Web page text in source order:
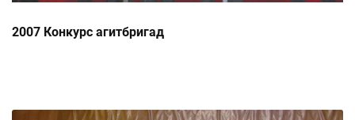
2007 Конкурс агитбригад